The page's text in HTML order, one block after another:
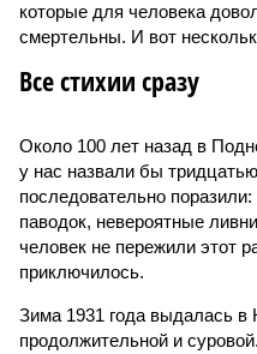
которые для человека
смертельны. И вот
Все стихии сразу
Около 100 лет назад в
у нас назвали бы
последовательно
паводок, невероятные
человек не пережили этот
приключилось.
Зима 1931 года выдалась в
продолжительной и